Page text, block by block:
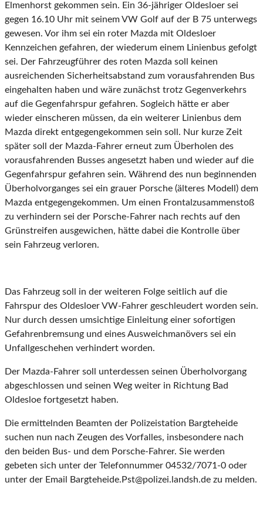
Elmenhorst gekommen sein. Ein 36-jähriger Oldesloer sei
gegen 16.10 Uhr mit seinem VW Golf auf der B 75 unterwegs
gewesen. Vor ihm sei ein roter Mazda mit Oldesloer
Kennzeichen gefahren, der wiederum einem Linienbus gefolgt
sei. Der Fahrzeugführer des roten Mazda soll keinen
ausreichenden Sicherheitsabstand zum vorausfahrenden Bus
eingehalten haben und wäre zunächst trotz Gegenverkehrs
auf die Gegenfahrspur gefahren. Sogleich hätte er aber
wieder einscheren müssen, da ein weiterer Linienbus dem
Mazda direkt entgegengekommen sein soll. Nur kurze Zeit
später soll der Mazda-Fahrer erneut zum Überholen des
vorausfahrenden Busses angesetzt haben und wieder auf die
Gegenfahrspur gefahren sein. Während des nun beginnenden
Überholvorganges sei ein grauer Porsche (älteres Modell) dem
Mazda entgegengekommen. Um einen Frontalzusammenstoß
zu verhindern sei der Porsche-Fahrer nach rechts auf den
Grünstreifen ausgewichen, hätte dabei die Kontrolle über
sein Fahrzeug verloren.
Das Fahrzeug soll in der weiteren Folge seitlich auf die
Fahrspur des Oldesloer VW-Fahrer geschleudert worden sein.
Nur durch dessen umsichtige Einleitung einer sofortigen
Gefahrenbremsung und eines Ausweichmanövers sei ein
Unfallgeschehen verhindert worden.
Der Mazda-Fahrer soll unterdessen seinen Überholvorgang
abgeschlossen und seinen Weg weiter in Richtung Bad
Oldesloe fortgesetzt haben.
Die ermittelnden Beamten der Polizeistation Bargteheide
suchen nun nach Zeugen des Vorfalles, insbesondere nach
den beiden Bus- und dem Porsche-Fahrer. Sie werden
gebeten sich unter der Telefonnummer 04532/7071-0 oder
unter der Email Bargteheide.Pst@polizei.landsh.de zu melden.